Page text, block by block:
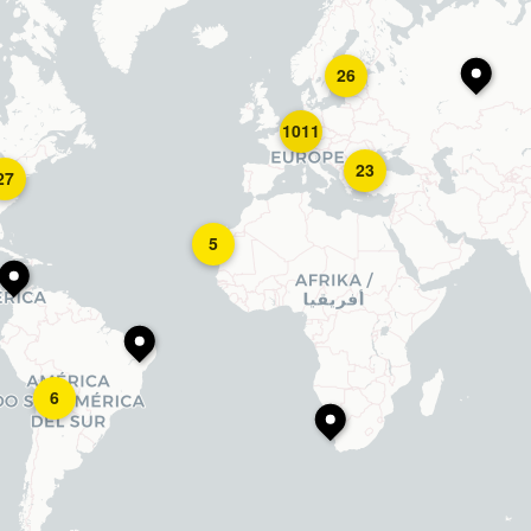
6
26
5
23
1011